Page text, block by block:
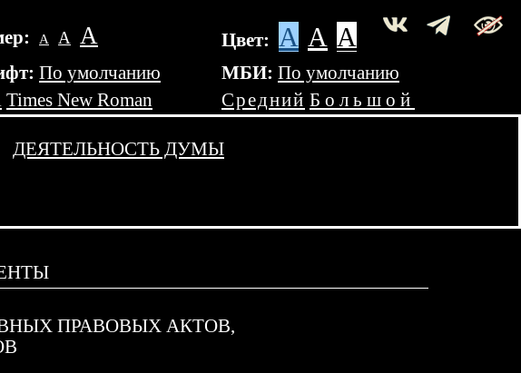
А А А Цвет: A A A
По умолчанию
Times New Roman
МБИ: По умолчанию
Средний Большой
ДЕЯТЕЛЬНОСТЬ ДУМЫ
ПРАВОВЫХ АКТОВ,